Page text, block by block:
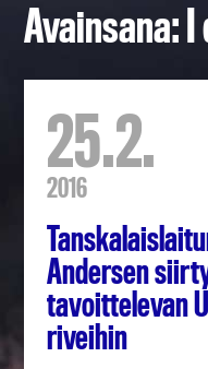
Avainsana:
25.2.
2016
Andersen
tavoittelevan
riveihin